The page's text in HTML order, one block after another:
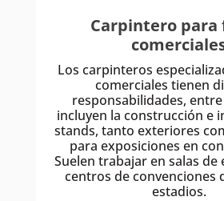
Carpintero para
Los carpinteros
comerciales tienen
responsabilidades,
incluyen la construcción e
stands, tanto exteriores
para exposiciones en
Suelen trabajar en salas de
centros de convenciones
estadios.